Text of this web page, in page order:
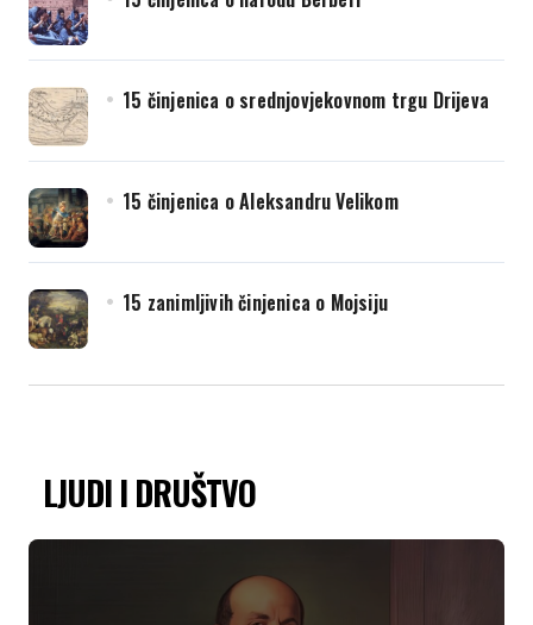
15 činjenica o srednjovjekovnom trgu Drijeva
15 činjenica o Aleksandru Velikom
15 zanimljivih činjenica o Mojsiju
LJUDI I DRUŠTVO